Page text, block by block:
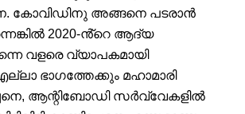
കോവിഡിനു അങ്ങനെ പടരാൻ
2020-ൻ്റെ ആദ്യ
വളരെ വ്യാപകമായി
ഭാഗത്തേക്കും മഹാമാരി
ആന്റിബോഡി സർവ്വേകളിൽ